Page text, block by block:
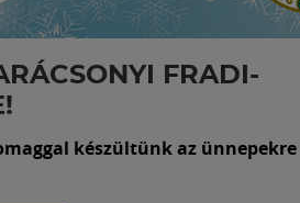
FRADI-
készültünk az ünnepekre